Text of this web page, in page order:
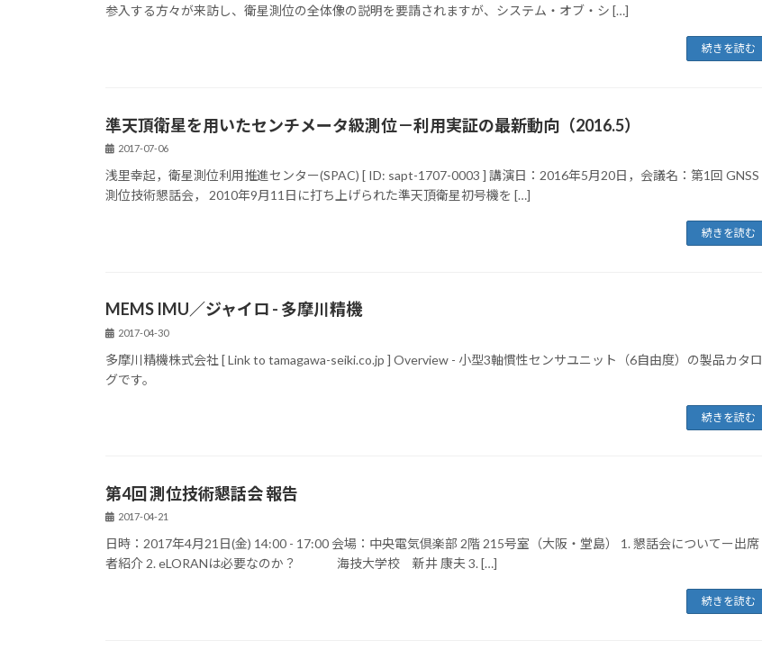
参入する方々が来訪し、衛星測位の全体像の説明を要請されますが、システム・オブ・シ […]
続きを読む
準天頂衛星を用いたセンチメータ級測位－利用実証の最新動向（2016.5）
2017-07-06
浅里幸起，衛星測位利用推進センター(SPAC) [ ID: sapt-1707-0003 ] 講演日：2016年5月20日，会議名：第1回 GNSS
測位技術懇話会， 2010年9月11日に打ち上げられた準天頂衛星初号機を […]
続きを読む
MEMS IMU／ジャイロ - 多摩川精機
2017-04-30
多摩川精機株式会社 [ Link to tamagawa-seiki.co.jp ] Overview - 小型3軸慣性センサユニット（6自由度）の製品カタロ
グです。
続きを読む
第4回 測位技術懇話会 報告
2017-04-21
日時：2017年4月21日(金) 14:00 - 17:00 会場：中央電気倶楽部 2階 215号室（大阪・堂島） 1. 懇話会についてー出席
者紹介 2. eLORANは必要なのか？ 海技大学校 新井 康夫 3. […]
続きを読む